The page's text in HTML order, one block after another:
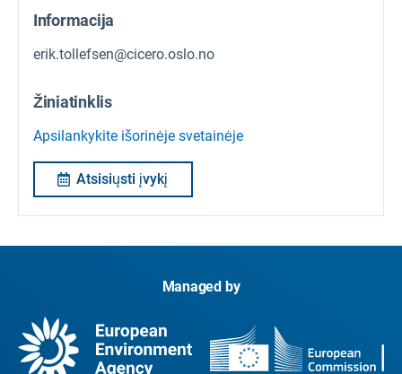
Informacija
erik.tollefsen@cicero.oslo.no
Žiniatinklis
Apsilankykite išorinėje svetainėje
Atsisiųsti įvykį
Managed by